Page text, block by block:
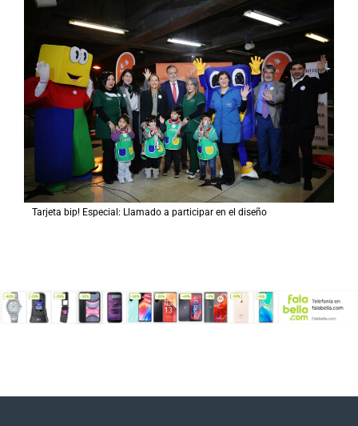
Tarjeta bip! Especial: Llamado a participar en el diseño